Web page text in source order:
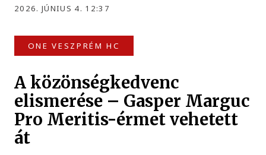
2026. JÚNIUS 4. 12:37
ONE VESZPRÉM HC
A közönségkedvenc
elismerése – Gasper Marguc
Pro Meritis-érmet vehetett
át